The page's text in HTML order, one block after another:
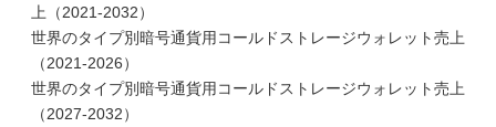
上（2021-2032）
世界のタイプ別暗号通貨用コールドストレージウォレット売上
（2021-2026）
世界のタイプ別暗号通貨用コールドストレージウォレット売上
（2027-2032）